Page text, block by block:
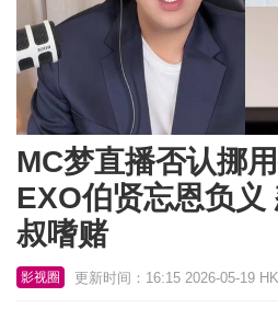
MC梦直播否认挪
EXO伯贤忘恩负义
叔嗜赌
影视圈 更新时间：16:15 2026-05-19